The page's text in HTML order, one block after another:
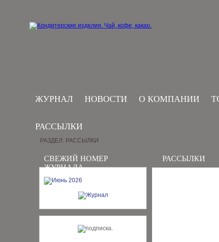
ЖУРНАЛ НОВОСТИ О КОМПАНИИ
РАССЫЛКИ
СВЕЖИЙ НОМЕР
ЖУРНАЛА
РАЗДЕЛ: РАССЫЛКИ
РАССЫЛКИ